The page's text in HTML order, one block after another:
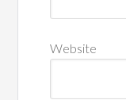
Website